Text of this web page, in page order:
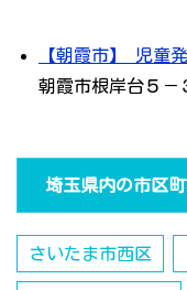
【朝霞市】 児童
朝霞市根岸台５－
埼玉県内の市区
さいたま市西区